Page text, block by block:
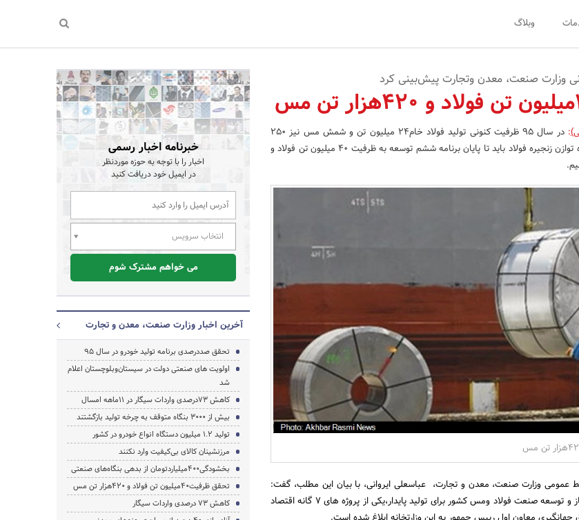
وبلاگ
وزارت صنعت، معدن وتجارت پیش‌بینی کرد
:
در سال 95 ظرفیت کنونی تولید فولاد خام24 میلیون تن و شمش مس نیز 250
هزار تن است که در اهداف کمی پروژه توازن زنجیره فولاد باید تا پایان برنامه ششم توسعه به ظرفیت 40 میلیون تن فولاد و
عمومی وزارت صنعت، معدن و تجارت، عباسعلی ایروانی، با بیان این مطلب،‌ گفت:
ایجاد توازن زنجیره مواد اولیه مورد نیاز و توسعه صنعت فولاد ومس کشور برای تولید پایدار،یکی از پروژه های 7 گانه اقتصاد
خبرنامه اخبار رسمی
اخبار را با توجه به حوزه موردنظر
در ایمیل خود دریافت کنید
انتخاب سرویس
می خواهم مشترک شوم
آخرین اخبار وزارت صنعت، معدن و تجارت
تحقق صددرصدی برنامه تولید خودرو در سال 95
اولویت های صنعتی دولت در سیستان‌وبلوچستان اعلام
شد
کاهش 73درصدی واردات سیگار در 11ماهه امسال
بیش از 3000 بنگاه متوقف به چرخه تولید بازگشتند
تولید 1.2 میلیون دستگاه انواع خودرو در کشور
مرزنشینان کالای بی‌کیفیت وارد نکنند
بخشودگی400میلیاردتومان از بدهی بنگاه‌های صنعتی
تحقق ظرفیت40میلیون تن فولاد و 420هزار تن مس
کاهش 73 درصدی واردات سیگار